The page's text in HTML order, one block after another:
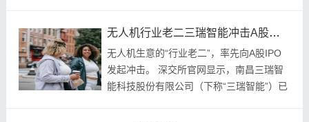
联证...
无人机行业老二三瑞智能冲击A股，这些问题引关注
无人机生意的“行业老二”，率先向A股IPO
发起冲击。 深交所官网显示，南昌三瑞智
能科技股份有限公司（下称“三瑞智能”）已